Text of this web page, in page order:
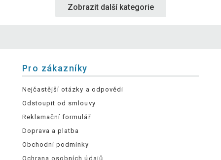
Zobrazit další kategorie
Pro zákazníky
Nejčastější otázky a odpovědi
Odstoupit od smlouvy
Reklamační formulář
Doprava a platba
Obchodní podmínky
Ochrana osobních údajů